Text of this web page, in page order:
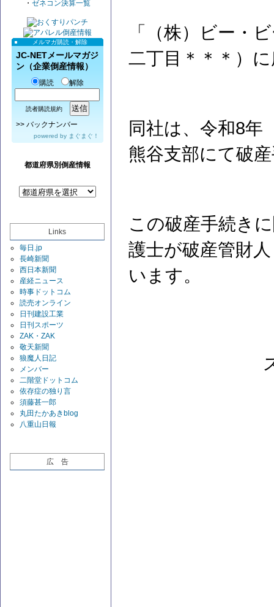
・ ゼネコン決算一覧
メルマガ購読・解除
JC-NETメールマガジ
ン（企業倒産情報）
購読 解除
読者購読規約
>> バックナンバー
powered by まぐまぐ！
都道府県別倒産情報
Links
毎日.jp
長崎新聞
西日本新聞
産経ニュース
時事ドットコム
読売オンライン
日刊建設工業
日刊スポーツ
ZAK・ZAK
敬天新聞
狼魔人日記
メンバー
二階堂ドットコム
依存症の独り言
須藤甚一郎
丸田たかあきblog
八重山日報
広 告
「（株）ビー・
二丁目＊＊＊）
同社は、令和8年
熊谷支部にて破
この破産手続き
護士が破産管財
います。